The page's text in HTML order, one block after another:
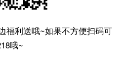
利送哦~如果不方便扫码可
哦~